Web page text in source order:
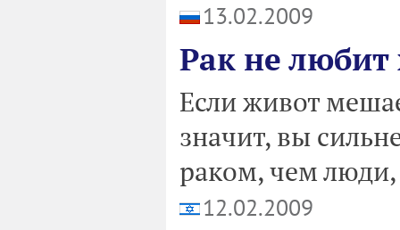
13.02.2009
Рак не любит
Если живот
значит, вы
раком, чем
12.02.2009